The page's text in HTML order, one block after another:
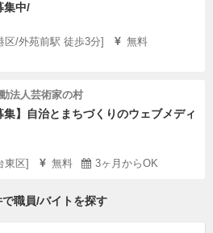
集中/
区/外苑前駅 徒歩3分]
無料
法人芸術家の村
集】自治とまちづくりのウェブメディ
東区] 無料 3ヶ月からOK
職員/バイトを探す